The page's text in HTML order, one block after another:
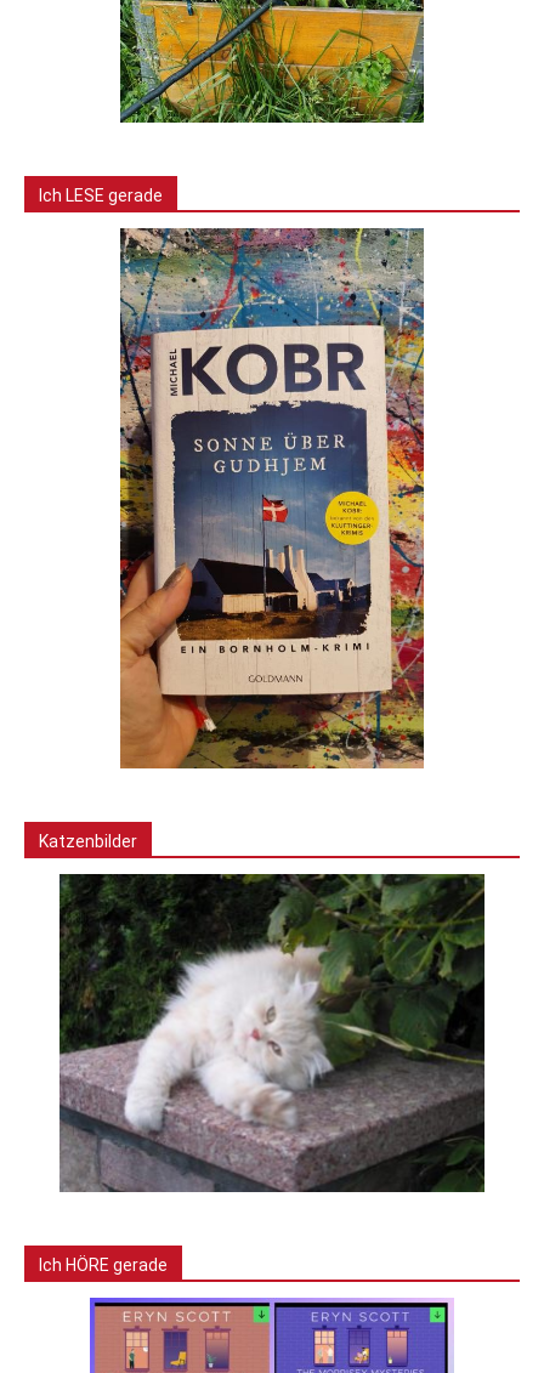
Ich LESE gerade
Katzenbilder
Ich HÖRE gerade